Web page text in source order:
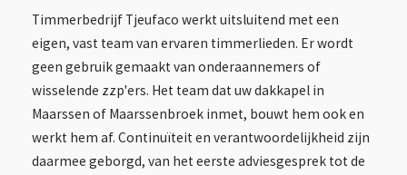
Timmerbedrijf Tjeufaco werkt uitsluitend met een
eigen, vast team van ervaren timmerlieden. Er wordt
geen gebruik gemaakt van onderaannemers of
wisselende zzp'ers. Het team dat uw dakkapel in
Maarssen of Maarssenbroek inmet, bouwt hem ook en
werkt hem af. Continuïteit en verantwoordelijkheid zijn
daarmee geborgd, van het eerste adviesgesprek tot de